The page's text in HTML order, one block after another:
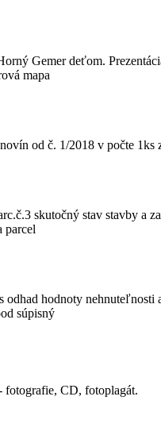
Gemer deťom.
mapa
od č. 1/2018 v počte 1ks
skutočný stav stavby a
parcel
odhad hodnoty nehnuteľnosti
súpisný
fotografie, CD, fotoplagát.